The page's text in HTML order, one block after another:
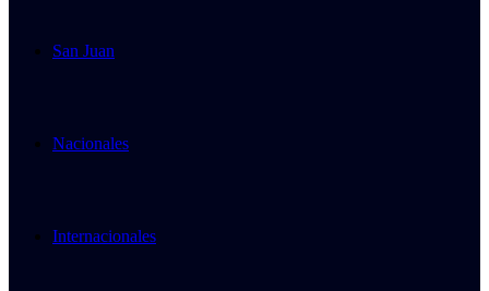
San Juan
Nacionales
Internacionales